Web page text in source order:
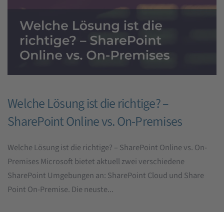
Welche Lösung ist die richtige? –
SharePoint Online vs. On-Premises
Welche Lösung ist die richtige? – SharePoint Online vs. On-
Premises Microsoft bietet aktuell zwei verschiedene
SharePoint Umgebungen an: SharePoint Cloud und Share
Point On-Premise. Die neuste...